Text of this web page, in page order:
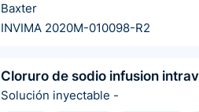
Baxter
INVIMA 2020M-010098-R2
Cloruro de sodio infusion
Solución inyectable -